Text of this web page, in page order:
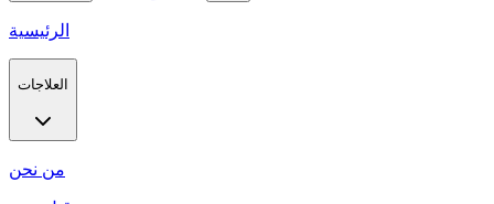
الرئيسية
العلاجات
من نحن